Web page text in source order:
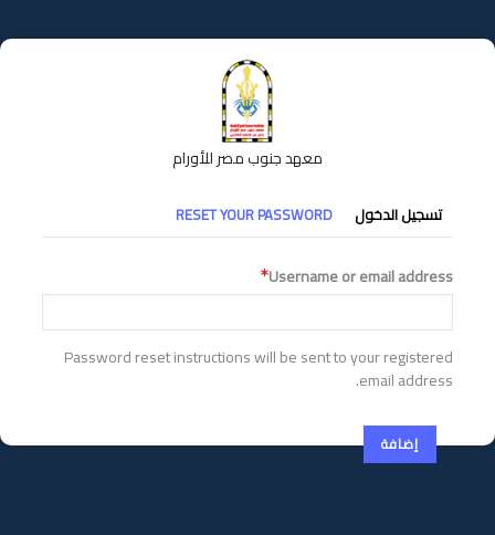
إلى
المحتوى
معهد جنوب مصر للأورام
التبويبات
الأساسية
تسجيل الدخول RESET YOUR PASSWORD
Username or email address
Password reset instructions will be sent to your registered
email address.